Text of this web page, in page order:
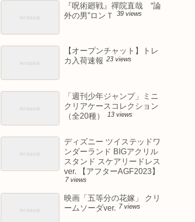
『呪術廻戦』禪院直哉 “論
外の男”ロンＴ
39 views
【オープンチャット】トレ
カ入荷速報 23 views
「週刊少年ジャンプ」ミニ
クリアケースコレクション
（全20種）
13 views
ディズニー ツイステッドワ
ンダーランド BIGアクリル
スタンド スケアリードレス
ver. 【アフターAGF2023】
7 views
映画「五等分の花嫁」 クリ
ームソーダver. 7 views